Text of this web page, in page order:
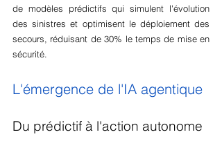
de modèles prédictifs qui simulent l'évolution
des sinistres et optimisent le déploiement des
secours, réduisant de 30% le temps de mise en
sécurité.
L'émergence de l'IA agentique
Du prédictif à l'action autonome